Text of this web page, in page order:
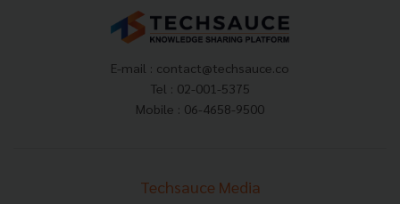
E-mail : contact@techsauce.co
Tel : 02-001-5375
Mobile : 06-4658-9500
Techsauce Media